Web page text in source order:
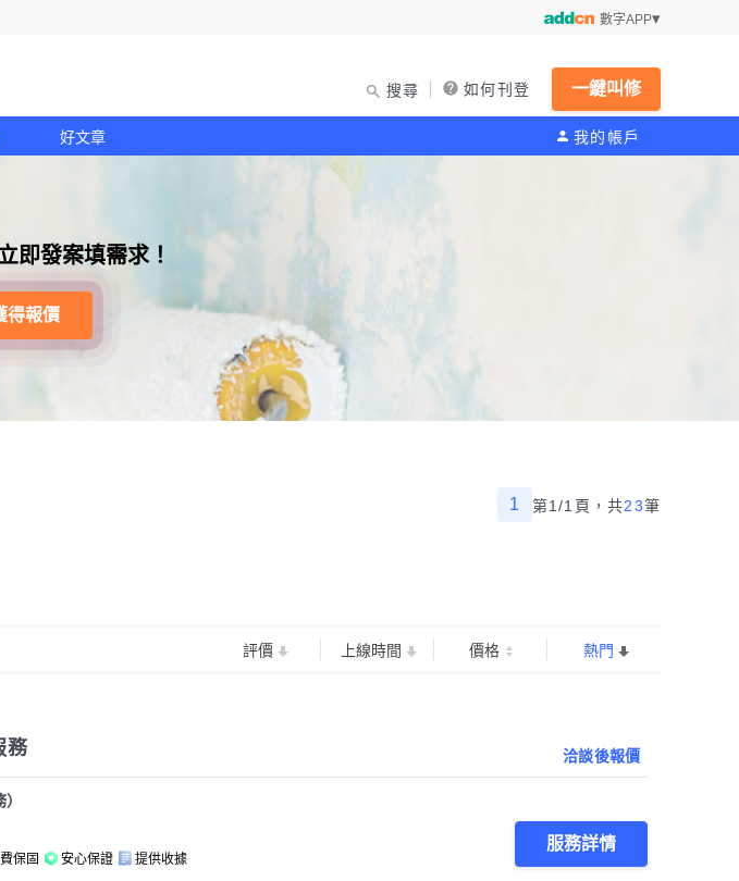
數字APP
搜尋 如何刊登 一鍵叫修
好文章 我的帳戶
即發案填需求！
得報價
1 第1/1頁， 共23筆
評價 上線時間 價格 熱門
務 洽談後報價
保固 安心保證 提供收據
服務詳情